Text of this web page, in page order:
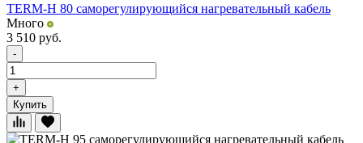
TERM-H 80 саморегулирующийся нагревательный кабель
Много
3 510 руб.
-
+
Купить